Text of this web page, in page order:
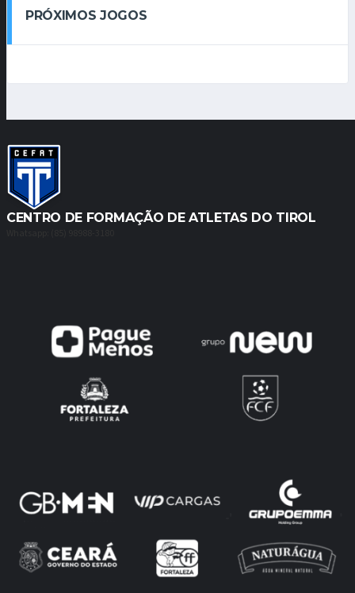
PRÓXIMOS JOGOS
CENTRO DE FORMAÇÃO DE ATLETAS DO TIROL